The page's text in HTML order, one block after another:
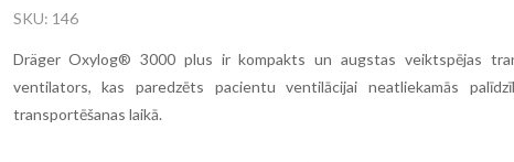
SKU 146
Dräger Oxylog® 3000 plus ir kompakts un augstas veiktspējas
ventilators, kas paredzēts pacientu ventilācijai neatliekamās
transportēšanas laikā.